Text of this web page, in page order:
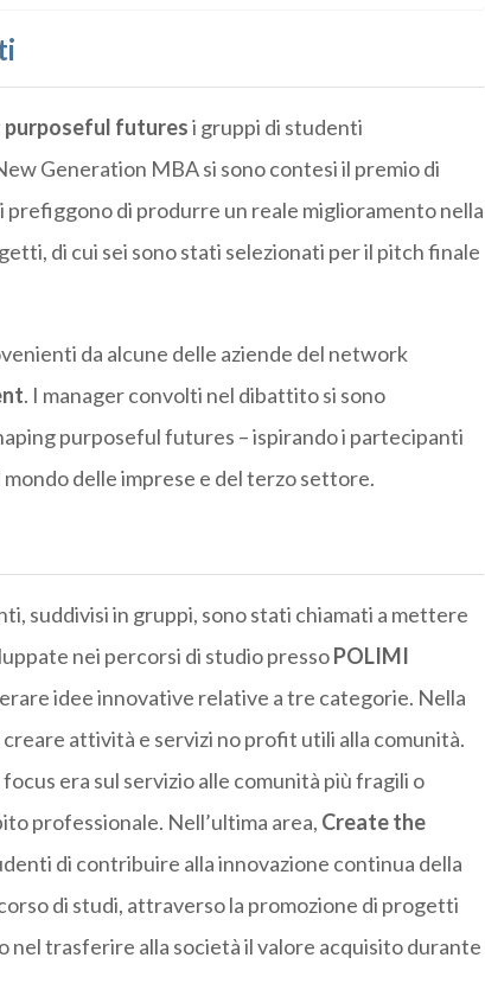
purposeful futuresi gruppi di studenti
Generation MBA si sono contesi il premio di
prefiggono di produrre un reale miglioramento nella
di cui sei sono stati selezionati per il pitch finale
da alcune delle aziende del network
. I manager convolti nel dibattito si sono
purposeful futures – ispirando i partecipanti
delle imprese e del terzo settore.
suddivisi in gruppi, sono stati chiamati a mettere
nei percorsi di studio pressoPOLIMI
idee innovative relative a tre categorie. Nella
creare attività e servizi no profit utili alla comunità.
focus era sul servizio alle comunità più fragili o
professionale. Nell’ultima area, Create the
di contribuire alla innovazione continua della
di studi, attraverso la promozione di progetti
nel trasferire alla società il valore acquisito durante